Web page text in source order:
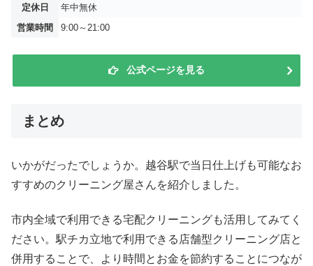
定休日
年中無休
営業時間
9:00～21:00
公式ページを見る
まとめ
いかがだったでしょうか。越谷駅で当日仕上げも可能なお
すすめのクリーニング屋さんを紹介しました。
市内全域で利用できる宅配クリーニングも活用してみてく
ださい。駅チカ立地で利用できる店舗型クリーニング店と
併用することで、より時間とお金を節約することにつなが